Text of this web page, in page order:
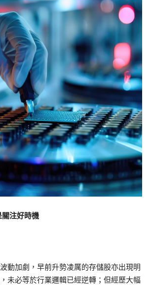
注好時機
動加劇，早前升勢凌厲的存儲股亦出現明
未必等於行業邏輯已經逆轉；但經歷大幅